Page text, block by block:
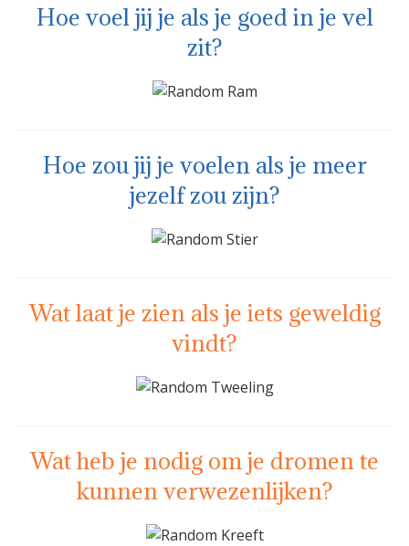
Hoe voel jij je als je goed in je vel
zit?
Hoe zou jij je voelen als je meer
jezelf zou zijn?
Wat laat je zien als je iets geweldig
vindt?
Wat heb je nodig om je dromen te
kunnen verwezenlijken?